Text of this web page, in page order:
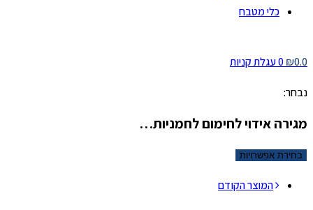
כלי מטבח
₪0.0
0 עגלת קניות
נבחר:
מגירה אידוי לחימום לחמניות…
בחירת אפשרויות
המוצר הקודם